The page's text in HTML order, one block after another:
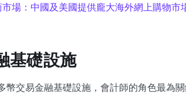
場：中國及美國提供龐大海外網上購物市
基礎設施
幣交易金融基礎設施，會計師的角色最為